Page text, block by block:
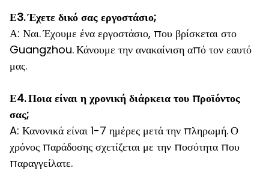
Ε3.Έχετε δικό σας εργοστάσιο;
Α: Ναι.Έχουμε ένα εργοστάσιο, που βρίσκεται στο
Guangzhou.Κάνουμε την ανακαίνιση από τον εαυτό
μας.
Ε4.Ποια είναι η χρονική διάρκεια του προϊόντος
σας;
A: Κανονικά είναι 1-7 ημέρες μετά την πληρωμή.Ο
χρόνος παράδοσης σχετίζεται με την ποσότητα που
παραγγείλατε.